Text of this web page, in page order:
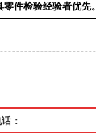
件检验经验者优先。
：